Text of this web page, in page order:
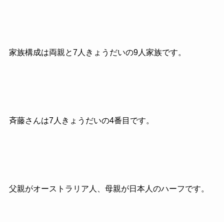
家族構成は両親と7人きょうだいの9人家族です。
斉藤さんは7人きょうだいの4番目です。
父親がオーストラリア人、母親が日本人のハーフです。